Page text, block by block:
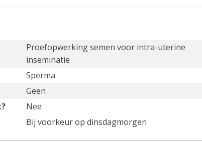
Proefopwerking semen voor intra-uterine
inseminatie
Sperma
Geen
Nee
Bij voorkeur op dinsdagmorgen